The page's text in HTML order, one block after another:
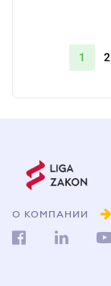
1 2
О КОМПАНИИ